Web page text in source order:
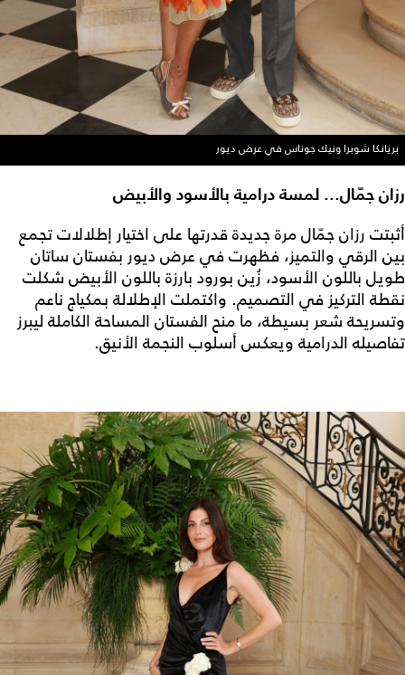
بريانكا شوبرا ونيك جوناس في عرض ديور
رزان جمّال... لمسة درامية بالأسود والأبيض
أثبتت رزان جمّال مرة جديدة قدرتها على اختيار إطلالات تجمع
بين الرقي والتميز، فظهرت في عرض ديور بفستان ساتان
طويل باللون الأسود، زُين بورود بارزة باللون الأبيض شكلت
نقطة التركيز في التصميم. واكتملت الإطلالة بمكياج ناعم
وتسريحة شعر بسيطة، ما منح الفستان المساحة الكاملة ليبرز
تفاصيله الدرامية ويعكس أسلوب النجمة الأنيق.